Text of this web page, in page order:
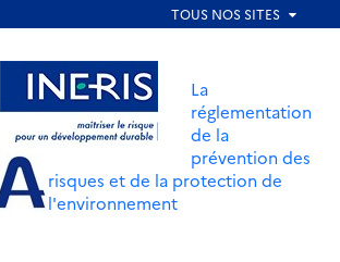
Aller au menu
page
La
réglementation
de la
prévention des
risques et de la protection de
l'environnement